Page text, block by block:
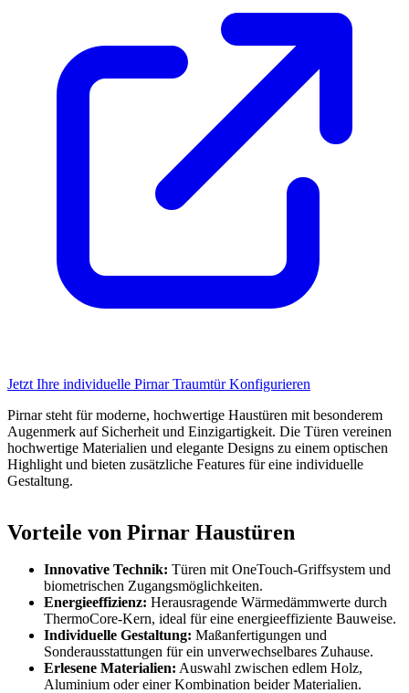
Jetzt Ihre individuelle Pirnar Traumtür Konfigurieren
Pirnar steht für moderne, hochwertige Haustüren mit besonderem
Augenmerk auf Sicherheit und Einzigartigkeit. Die Türen vereinen
hochwertige Materialien und elegante Designs zu einem optischen
Highlight und bieten zusätzliche Features für eine individuelle
Gestaltung.
Vorteile von Pirnar Haustüren
Innovative Technik: Türen mit OneTouch-Griffsystem und
biometrischen Zugangsmöglichkeiten.
Energieeffizienz: Herausragende Wärmedämmwerte durch
ThermoCore-Kern, ideal für eine energieeffiziente Bauweise.
Individuelle Gestaltung: Maßanfertigungen und
Sonderausstattungen für ein unverwechselbares Zuhause.
Erlesene Materialien: Auswahl zwischen edlem Holz,
Aluminium oder einer Kombination beider Materialien.